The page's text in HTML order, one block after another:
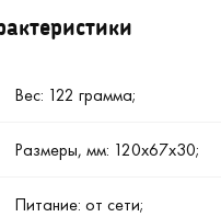
Вес: 122 грамма;
Размеры, мм: 120х67х30;
Питание: от сети;